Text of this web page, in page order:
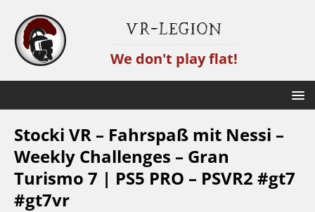
VR-Legion
We don't play flat!
Stocki VR – Fahrspaß mit Nessi –
Weekly Challenges – Gran
Turismo 7 | PS5 PRO – PSVR2 #gt7
#gt7vr